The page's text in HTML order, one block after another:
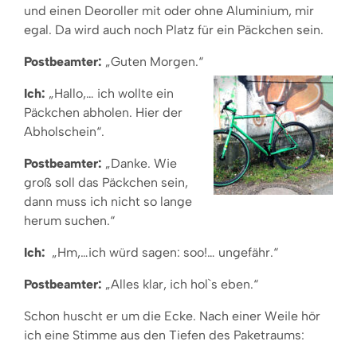
und einen Deoroller mit oder ohne Aluminium, mir
egal. Da wird auch noch Platz für ein Päckchen sein.
Postbeamter: „Guten Morgen.“
Ich: „Hallo,… ich wollte ein
Päckchen abholen. Hier der
Abholschein“.
Postbeamter: „Danke. Wie
groß soll das Päckchen sein,
dann muss ich nicht so lange
herum suchen.“
Ich: „Hm,…ich würd sagen: soo!… ungefähr.“
Postbeamter: „Alles klar, ich hol`s eben.“
Schon huscht er um die Ecke. Nach einer Weile hör
ich eine Stimme aus den Tiefen des Paketraums: